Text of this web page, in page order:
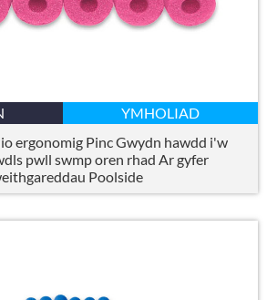
YMHOLIAD
ergonomig Pinc Gwydn hawdd i'w
pwll swmp oren rhad Ar gyfer
Poolside